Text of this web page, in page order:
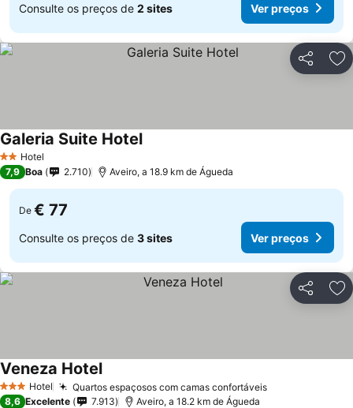
Consulte os preços de 2 sites Ver preços
Partilhar
2 Estrelas
Hotel
Galeria Suite Hotel
7,9 Boa 2.710 Aveiro, a 18.9 km de Águeda
De € 77
Consulte os preços de 3 sites Ver preços
Partilhar
3 EstrelasHotel Quartos espaçosos com camas confortáveis
Veneza Hotel
8,6 Excelente 7.913 Aveiro, a 18.2 km de Águeda